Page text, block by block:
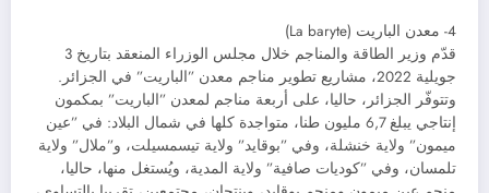
4- معدن الباريت (La baryte)
قدّم وزير الطاقة والمناجم خلال مجلس الوزراء المنعقد بتاريخ 3
جويلية 2022، مشاريع تطوير مناجم معدن ”الباريت” في الجزائر.
وتتوفّر الجزائر، حاليا، على أربعة مناجم لمعدن ”الباريت” بمكمون
إنتاجي يبلغ 6,7 مليون طنا، متواجدة كلها في شمال البلاد: في ”عين
ميمون” ولاية خنشلة، وفي ”بوقايد” ولاية تيسمسيلت، و”ملال” ولاية
تلمسان، وفي ”كوديات صافية” ولاية المدية، ويُستغل منها، حاليا،